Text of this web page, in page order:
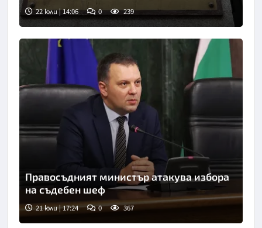
Снимка: БТА
22 юли | 14:06 0 239
Снимка: БТА
Правосъдният министър атакува избора
на съдебен шеф
21 юли | 17:24 0 367